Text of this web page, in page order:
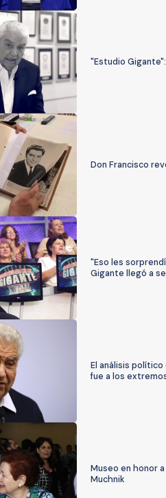
"Estudio
Don Francisco
"Eso les
Gigante llegó a
El análisis
fue a los
Museo en honor
Muchnik